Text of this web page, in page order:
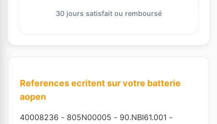
30 jours satisfait ou remboursé
References ecritent sur votre batterie
aopen
40008236 - 805N00005 - 90.NBI61.001 -